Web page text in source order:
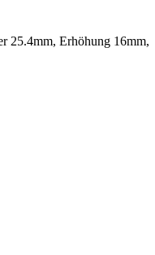
25.4mm, Erhöhung 16mm,